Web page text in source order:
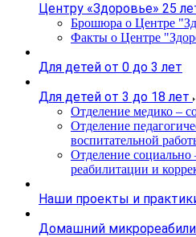
Центру «Здоровье» 25
Брошюра о Центре
Факты о Центре
Для детей от 0 до 3 лет
Для детей от 3 до 18 лет
Отделение медико –
Отделение
воспитательной
Отделение социально
реабилитации и
Наши проекты и
Домашний